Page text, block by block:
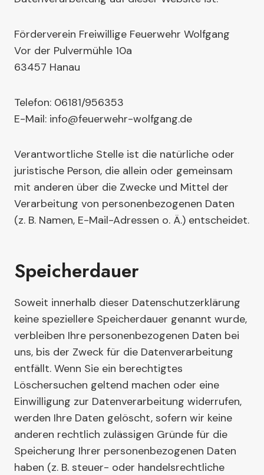
Förderverein Freiwillige Feuerwehr Wolfgang
Vor der Pulvermühle 10a
63457 Hanau
Telefon: 06181/956353
E-Mail: info@feuerwehr-wolfgang.de
Verantwortliche Stelle ist die natürliche oder
juristische Person, die allein oder gemeinsam
mit anderen über die Zwecke und Mittel der
Verarbeitung von personenbezogenen Daten
(z. B. Namen, E-Mail-Adressen o. Ä.) entscheidet.
Speicherdauer
Soweit innerhalb dieser Datenschutzerklärung
keine speziellere Speicherdauer genannt wurde,
verbleiben Ihre personenbezogenen Daten bei
uns, bis der Zweck für die Datenverarbeitung
entfällt. Wenn Sie ein berechtigtes
Löschersuchen geltend machen oder eine
Einwilligung zur Datenverarbeitung widerrufen,
werden Ihre Daten gelöscht, sofern wir keine
anderen rechtlich zulässigen Gründe für die
Speicherung Ihrer personenbezogenen Daten
haben (z. B. steuer- oder handelsrechtliche